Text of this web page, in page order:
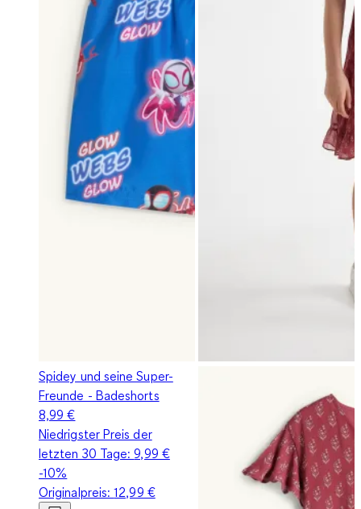
Spidey und seine Super-
Freunde - Badeshorts
8,99 €
Niedrigster Preis der
letzten 30 Tage:9,99 €
-10%
Originalpreis:12,99 €